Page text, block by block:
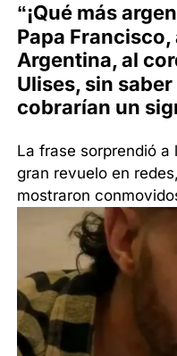
“¡Qué más
Papa
Argentina, al
Ulises, sin
cobrarían un
La frase sorprendió a
gran revuelo en
mostraron